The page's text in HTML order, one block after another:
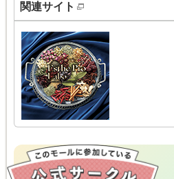
関連サイト